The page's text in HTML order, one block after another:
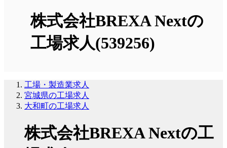
株式会社BREXA Nextの
工場求人(539256)
工場・製造業求人
宮城県の工場求人
大和町の工場求人
株式会社BREXA Nextの工